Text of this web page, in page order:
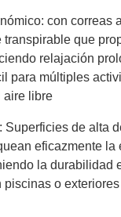
con correas
transpirable que
relajación
para múltiples
aire libre
Superficies de alta
eficazmente la
la durabilidad
piscinas o